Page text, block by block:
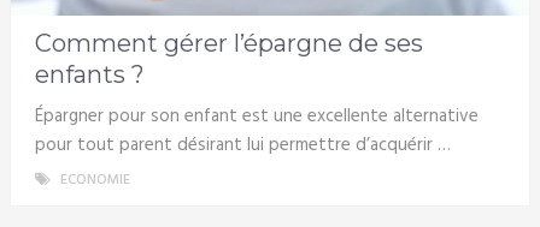
Comment gérer l’épargne de ses
enfants ?
Épargner pour son enfant est une excellente alternative
pour tout parent désirant lui permettre d’acquérir …
ECONOMIE